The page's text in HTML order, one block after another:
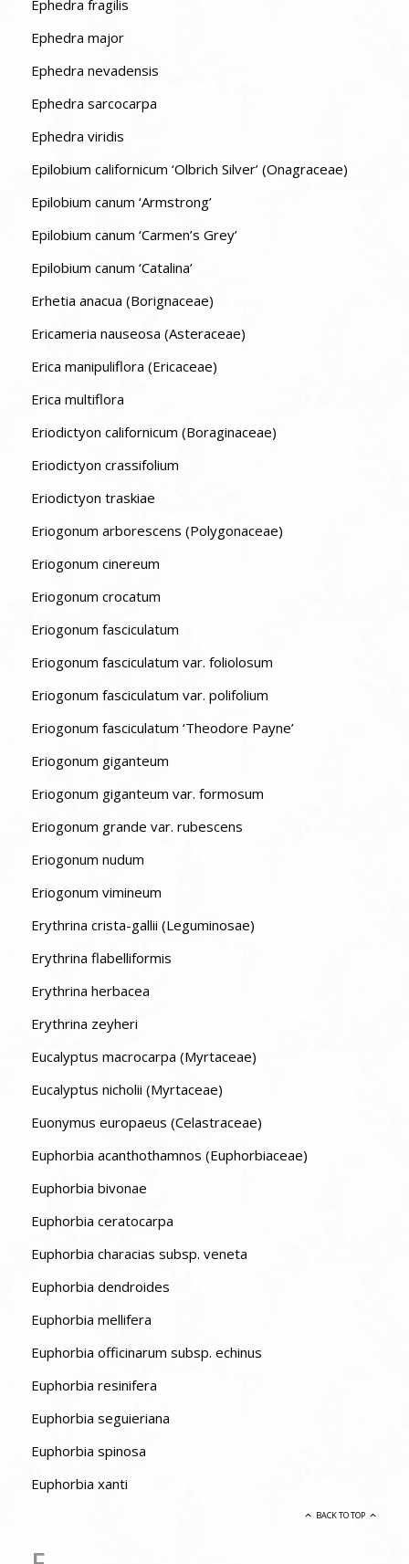
Ephedra fragilis
Ephedra major
Ephedra nevadensis
Ephedra sarcocarpa
Ephedra viridis
Epilobium californicum ‘Olbrich Silver’ (Onagraceae)
Epilobium canum ‘Armstrong’
Epilobium canum ‘Carmen’s Grey’
Epilobium canum ‘Catalina’
Erhetia anacua (Borignaceae)
Ericameria nauseosa (Asteraceae)
Erica manipuliflora (Ericaceae)
Erica multiflora
Eriodictyon californicum (Boraginaceae)
Eriodictyon crassifolium
Eriodictyon traskiae
Eriogonum arborescens (Polygonaceae)
Eriogonum cinereum
Eriogonum crocatum
Eriogonum fasciculatum
Eriogonum fasciculatum var. foliolosum
Eriogonum fasciculatum var. polifolium
Eriogonum fasciculatum ‘Theodore Payne’
Eriogonum giganteum
Eriogonum giganteum var. formosum
Eriogonum grande var. rubescens
Eriogonum nudum
Eriogonum vimineum
Erythrina crista-gallii (Leguminosae)
Erythrina flabelliformis
Erythrina herbacea
Erythrina zeyheri
Eucalyptus macrocarpa (Myrtaceae)
Eucalyptus nicholii (Myrtaceae)
Euonymus europaeus (Celastraceae)
Euphorbia acanthothamnos (Euphorbiaceae)
Euphorbia bivonae
Euphorbia ceratocarpa
Euphorbia characias subsp. veneta
Euphorbia dendroides
Euphorbia mellifera
Euphorbia officinarum subsp. echinus
Euphorbia resinifera
Euphorbia seguieriana
Euphorbia spinosa
Euphorbia xanti
BACK TO TOP